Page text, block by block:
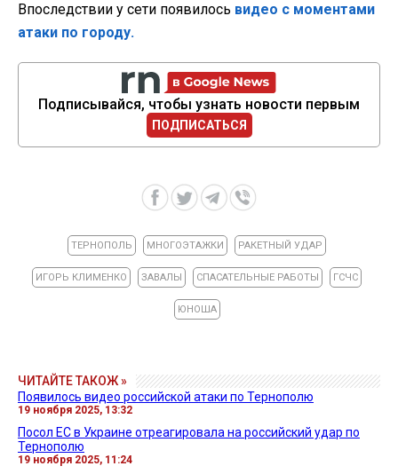
Впоследствии у сети появилось видео с моментами
атаки по городу.
Подписывайся, чтобы узнать новости первым
ПОДПИСАТЬСЯ
ТЕРНОПОЛЬ МНОГОЭТАЖКИ РАКЕТНЫЙ УДАР
ИГОРЬ КЛИМЕНКО ЗАВАЛЫ СПАСАТЕЛЬНЫЕ РАБОТЫ ГСЧС
ЮНОША
ЧИТАЙТЕ ТАКОЖ »
Появилось видео российской атаки по Тернополю
19 ноября 2025, 13:32
Посол ЕС в Украине отреагировала на российский удар по
Тернополю
19 ноября 2025, 11:24